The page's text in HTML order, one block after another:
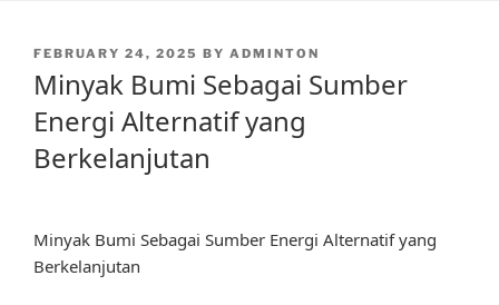
POSTED
FEBRUARY 24, 2025 BY ADMINTON
Minyak Bumi Sebagai Sumber
Energi Alternatif yang
Berkelanjutan
Minyak Bumi Sebagai Sumber Energi Alternatif yang
Berkelanjutan